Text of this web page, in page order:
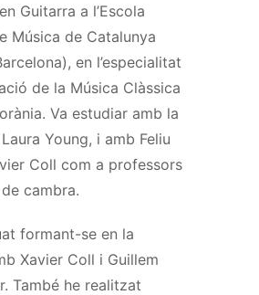
Guitarra a l’Escola
Música de Catalunya
en l’especialitat
de la Música Clàssica
Va estudiar amb la
Young, i amb Feliu
Coll com a professors
cambra.
formant-se en la
Xavier Coll i Guillem
També he realitzat